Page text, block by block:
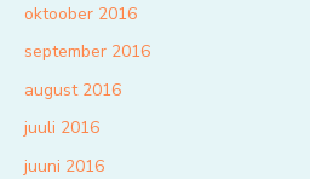
oktoober 2016
september 2016
august 2016
juuli 2016
juuni 2016